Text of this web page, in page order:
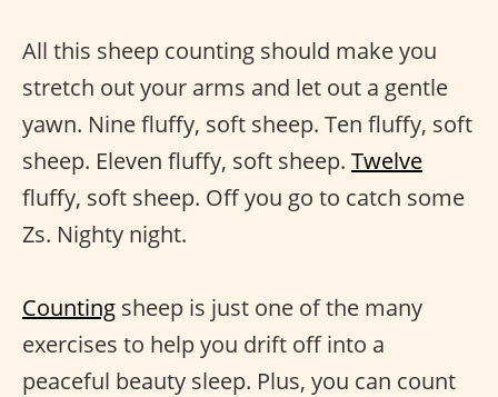
All this sheep counting should make you
stretch out your arms and let out a gentle
yawn. Nine fluffy, soft sheep. Ten fluffy, soft
sheep. Eleven fluffy, soft sheep. Twelve
fluffy, soft sheep. Off you go to catch some
Zs. Nighty night.
Counting sheep is just one of the many
exercises to help you drift off into a
peaceful beauty sleep. Plus, you can count